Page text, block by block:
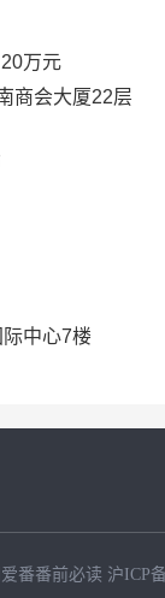
20万元
商会大厦22层
中心7楼
番番前必读 沪ICP